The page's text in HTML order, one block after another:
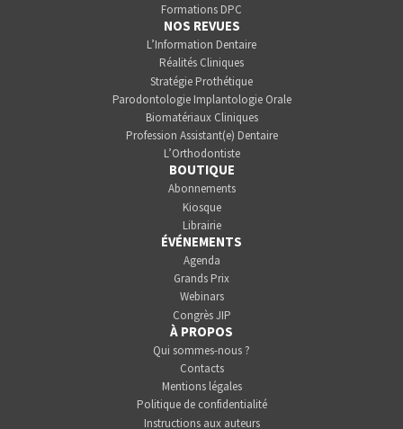
Formations DPC
NOS REVUES
L’Information Dentaire
Réalités Cliniques
Stratégie Prothétique
Parodontologie Implantologie Orale
Biomatériaux Cliniques
Profession Assistant(e) Dentaire
L’Orthodontiste
BOUTIQUE
Abonnements
Kiosque
Librairie
ÉVÉNEMENTS
Agenda
Grands Prix
Webinars
Congrès JIP
À PROPOS
Qui sommes-nous ?
Contacts
Mentions légales
Politique de confidentialité
Instructions aux auteurs